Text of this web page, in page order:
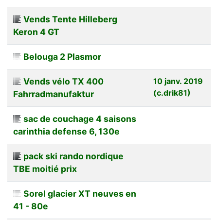
Vends Tente Hilleberg
Keron 4 GT
Belouga 2 Plasmor
Vends vélo TX 400
Fahrradmanufaktur
10 janv. 2019
(c.drik81)
sac de couchage 4 saisons
carinthia defense 6, 130e
pack ski rando nordique
TBE moitié prix
Sorel glacier XT neuves en
41 - 80e